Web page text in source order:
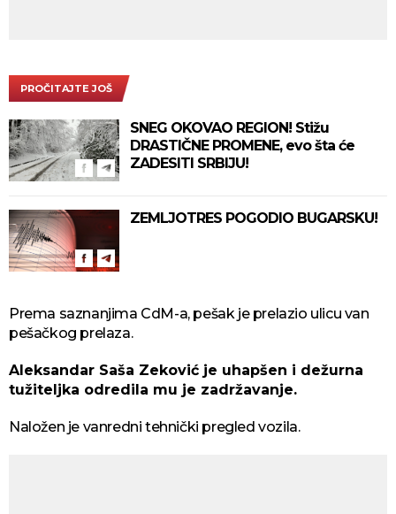
PROČITAJTE JOŠ
SNEG OKOVAO REGION! Stižu
DRASTIČNE PROMENE, evo šta će
ZADESITI SRBIJU!
ZEMLJOTRES POGODIO BUGARSKU!
Prema saznanjima CdM-a, pešak je prelazio ulicu van
pešačkog prelaza.
Aleksandar Saša Zeković je uhapšen i dežurna
tužiteljka odredila mu je zadržavanje.
Naložen je vanredni tehnički pregled vozila.